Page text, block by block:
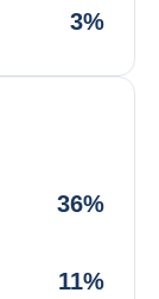
3%
36%
11%